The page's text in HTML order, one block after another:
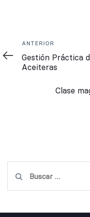
Anterior
ANTERIOR
Gestión Práctica
Aceiteras
Clase